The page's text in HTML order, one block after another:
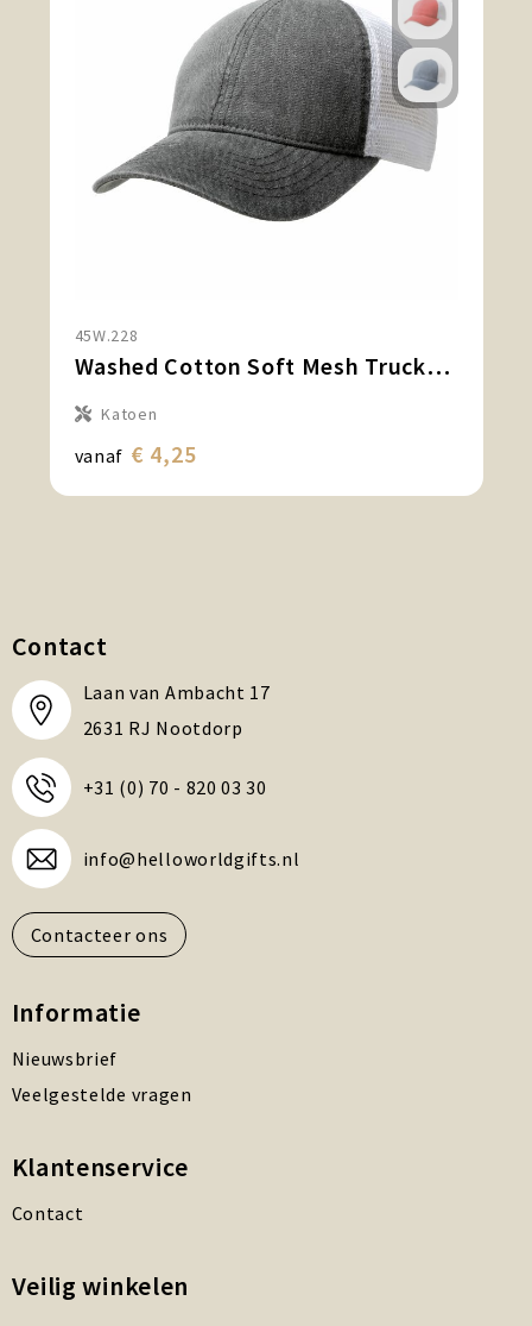
45W.228
Washed Cotton Soft Mesh Trucker Cap
Katoen
vanaf € 4,25
Contact
Laan van Ambacht 17
2631 RJ Nootdorp
+31 (0) 70 - 820 03 30
info@helloworldgifts.nl
Contacteer ons
Informatie
Nieuwsbrief
Veelgestelde vragen
Klantenservice
Contact
Veilig winkelen